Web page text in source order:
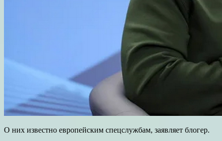
О них известно европейским спецслужбам, заявляет блогер.